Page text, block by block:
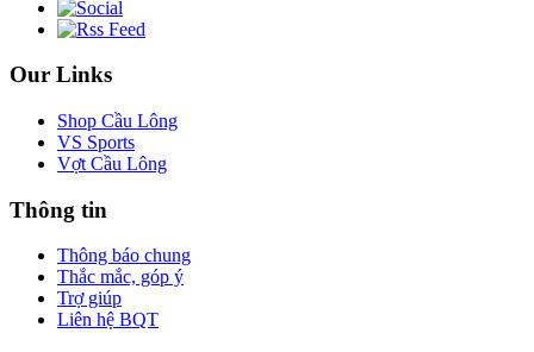
Our Links
Shop Cầu Lông
VS Sports
Vợt Cầu Lông
Thông tin
Thông báo chung
Thắc mắc, góp ý
Trợ giúp
Liên hệ BQT